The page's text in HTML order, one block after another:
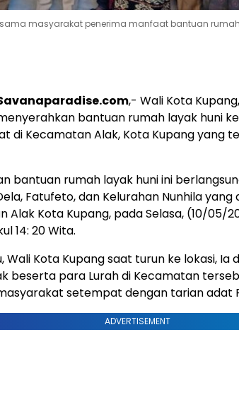
masyarakat penerima manfaat bantuan
,- Wali Kota
bantuan rumah layak huni
di Kecamatan Alak, Kota Kupang yang
bantuan rumah layak huni ini
Fatufeto, dan Kelurahan Nunhila yang
Alak Kota Kupang, pada Selasa, (10/05/
14: 20 Wita.
Wali Kota Kupang saat turun ke lokasi, Ia
beserta para Lurah di Kecamatan
setempat dengan tarian adat
ADVERTISEMENT